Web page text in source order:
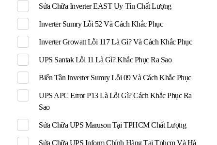
Sửa Chữa Inverter EAST Uy Tín Chất Lượng
Inverter Sumry Lỗi 52 Và Cách Khắc Phục
Inverter Growatt Lỗi 117 Là Gì? Và Cách Khắc Phục
UPS Santak Lỗi 11 Là Gì? Khắc Phục Ra Sao
Biến Tần Inverter Sumry Lỗi 09 Và Cách Khắc Phục
UPS APC Error P13 Là Lỗi Gì? Cách Khắc Phục Ra
Sao
Sửa Chữa UPS Maruson Tại TPHCM Chất Lượng
Sửa Chữa UPS Inform Chính Hãng Tại Tphcm Và Hà